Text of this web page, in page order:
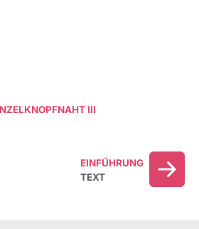
III
EINFÜHRUNG
TEXT